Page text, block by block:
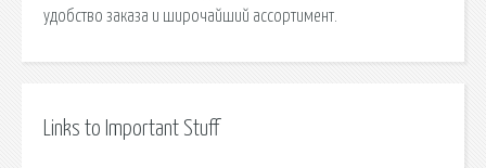
удобство заказа и широчайший ассортимент.
Links to Important Stuff